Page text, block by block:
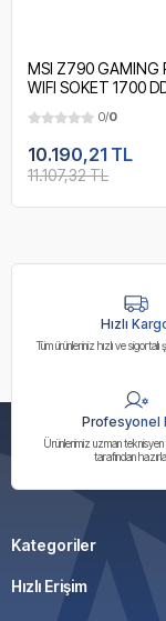
MSI Z790 GAMING
WIFI SOKET 1700
M.2 USB3.2 DP HDMI
1X2.5G LAN WI-FI 6E
0/0
10.190,21 TL
11.107,32 TL
Hızlı
Tüm ürünleriniz hızlı ve
Profesyonel
Ürünlerimiz uzman teknisyen
tarafından
Kategoriler
Hızlı Erişim